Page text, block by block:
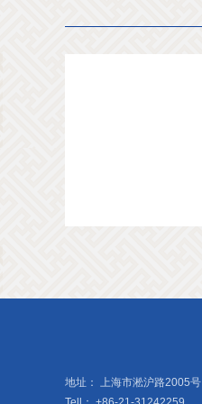
地址：
上海市淞沪路2005号